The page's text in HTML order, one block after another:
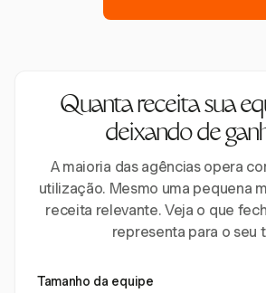
Quanta receita sua
deixando de
A maioria das agências opera
utilização. Mesmo uma pequena
receita relevante. Veja o que
representa para o seu
Tamanho da equipe